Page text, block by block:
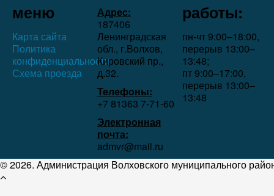
меню
Карта сайта
Политика
конфиденциальности
Схема проезда
Адрес:
187406
Ленинградская
обл., г.Волхов,
Кировский пр.,
д.32.
Телефоны:
+7 81363 7‑71-60
Электронная
почта:
admvr@mail.ru
работы:
пн-чт 9:00–18:00,
перерыв 13:00–
13:48;
пт 9:00–17:00,
перерыв 13:00–
13:48
© 2026. Администрация Волховского муниципального